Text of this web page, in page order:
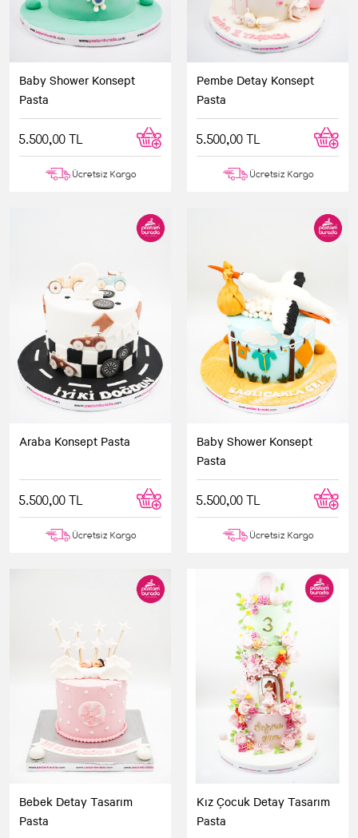
Baby Shower Konsept
Pasta
5.500,00 TL
Ücretsiz Kargo
Pembe Detay Konsept
Pasta
5.500,00 TL
Ücretsiz Kargo
Araba Konsept Pasta
5.500,00 TL
Ücretsiz Kargo
Baby Shower Konsept
Pasta
5.500,00 TL
Ücretsiz Kargo
Bebek Detay Tasarım
Pasta
Kız Çocuk Detay Tasarım
Pasta